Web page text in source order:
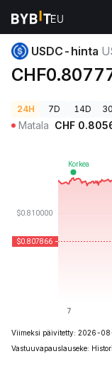
Kryptohinnat
USDC-hinta
24H 7D 14D
Matala CHF
Viimeksi päivitetty: 2026-
Vastuuvapauslauseke: